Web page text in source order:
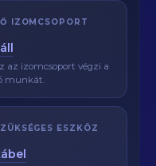
IZOMCSOPORT
az izomcsoport végzi a
munkát.
ESZKÖZ